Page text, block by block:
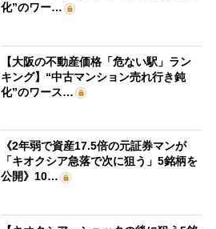
化”のワー…
【大阪の不動産価格「危ない駅」ラン
キング】“中古マンション売れ行き鈍
化”のワース…
《2年弱で資産17.5倍の元証券マンが
「キオクシア急落で次に狙う」5銘柄を
公開》10…